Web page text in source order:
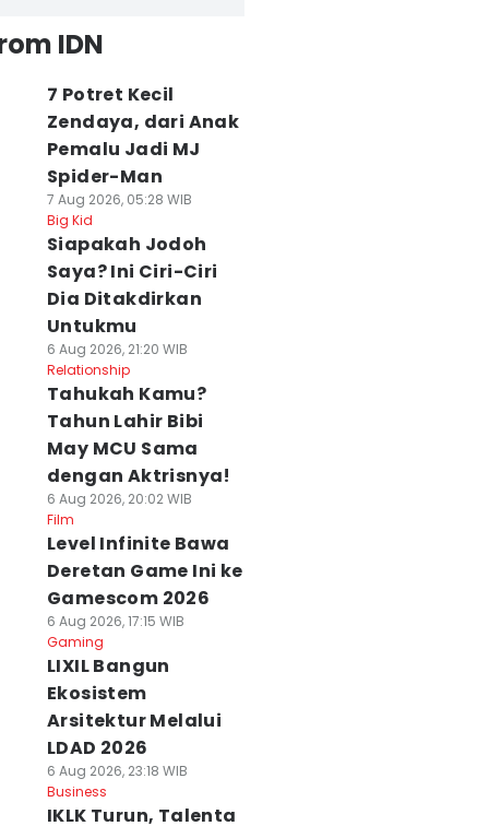
IDN
7 Potret Kecil
Zendaya, dari Anak
Pemalu Jadi MJ
Spider-Man
7 Aug 2026, 05:28 WIB
Big Kid
Siapakah Jodoh
Saya? Ini Ciri-Ciri
Dia Ditakdirkan
Untukmu
6 Aug 2026, 21:20 WIB
Relationship
Tahukah Kamu?
Tahun Lahir Bibi
May MCU Sama
dengan Aktrisnya!
6 Aug 2026, 20:02 WIB
Film
Level Infinite Bawa
Deretan Game Ini ke
Gamescom 2026
6 Aug 2026, 17:15 WIB
Gaming
LIXIL Bangun
Ekosistem
Arsitektur Melalui
LDAD 2026
6 Aug 2026, 23:18 WIB
Business
IKLK Turun, Talenta